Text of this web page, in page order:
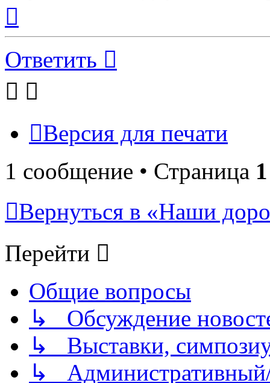
началу
Ответить
Версия для печати
1 сообщение • Страница 1
Вернуться в «Наши
Перейти
Общие вопросы
↳ Обсуждение
↳ Выставки,
↳